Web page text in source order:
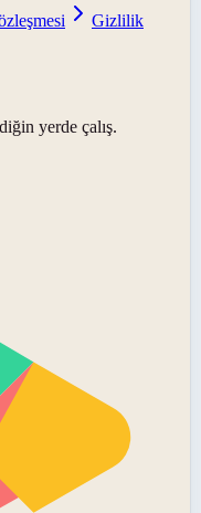
Gizlilik
yerde çalış.